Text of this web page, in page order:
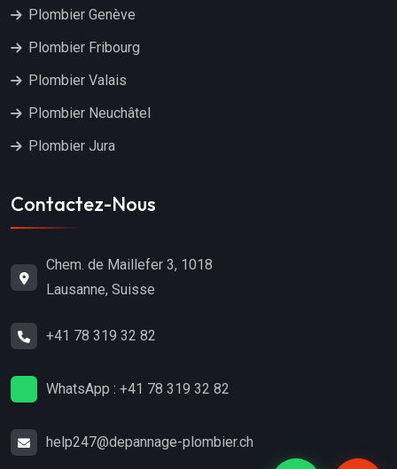
Plombier Genève
Plombier Fribourg
Plombier Valais
Plombier Neuchâtel
Plombier Jura
Contactez-Nous
Chem. de Maillefer 3, 1018
Lausanne, Suisse
+41 78 319 32 82
WhatsApp : +41 78 319 32 82
help247@depannage-plombier.ch